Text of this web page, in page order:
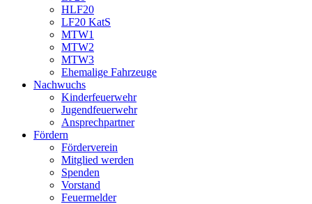
HLF20
LF20 KatS
MTW1
MTW2
MTW3
Ehemalige Fahrzeuge
Nachwuchs
Kinderfeuerwehr
Jugendfeuerwehr
Ansprechpartner
Fördern
Förderverein
Mitglied werden
Spenden
Vorstand
Feuermelder